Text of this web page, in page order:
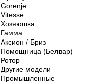
Gorenje
Vitesse
Хозяюшка
Гамма
Аксион / Бриз
Помощница (Белвар)
Ротор
Другие модели
Промышленные